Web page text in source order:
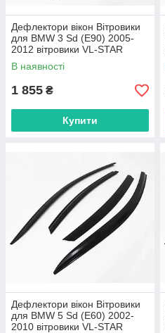
Дефлектори вікон Вітровики
для BMW 3 Sd (E90) 2005-
2012 вітровики VL-STAR
Тайвань
В наявності
1 855 ₴
Купити
Дефлектори вікон Вітровики
для BMW 5 Sd (E60) 2002-
2010 вітровики VL-STAR